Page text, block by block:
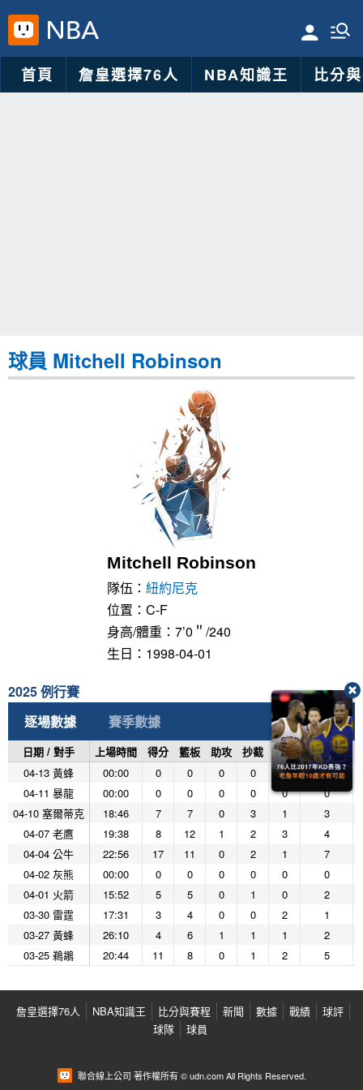
首頁 詹皇選擇76人 NBA知識王 比分
球員 Mitchell Robinson
Mitchell Robinson
隊伍： 紐約尼克
位置：C-F
身高/體重：7’0＂/240
生日：1998-04-01
2025 例行賽
逐場數據
賽季數據
日期 / 對手 上場時間 得分 籃板 助攻 抄截 阻攻 投籃命中
04-13 黃蜂
00:00 0 0 0 0 0
0
04-11 暴龍
00:00 0 0 0 0 0
0
04-10 塞爾蒂克
18:46 7 7 0 3 1
3
04-07 老鷹
19:38 8 12 1 2 3
4
04-04 公牛
22:56 17 11 0 2 1
7
04-02 灰熊
00:00 0 0 0 0 0
0
04-01 火箭
15:52 5 5 0 1 0
2
03-30 雷霆
17:31 3 4 0 0 2
1
03-27 黃蜂
26:10 4 6 1 1 1
2
03-25 鵜鶘
20:44 11 8 0 1 2 5
詹皇選擇76人 NBA知識王 比分與賽程 新聞 數據 戰績
球評
球隊
球員
聯合線上公司 著作權所有 © udn.com All Rights Reserved.